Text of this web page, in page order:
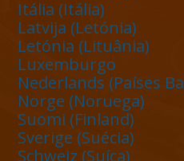
Itália (Itália)
Latvija (Letónia)
Letónia (Lituânia)
Luxemburgo
Nederlands (Países
Norge (Noruega)
Suomi (Finland)
Sverige (Suécia)
Schweiz (Suíça)